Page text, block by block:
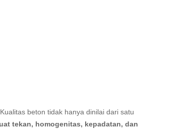
beton tidak hanya dinilai dari satu
tekan, homogenitas, kepadatan, dan